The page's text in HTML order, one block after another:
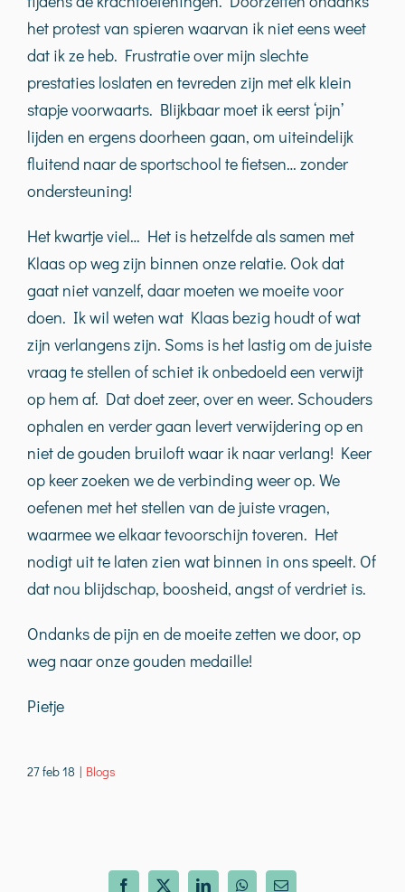
het protest van spieren waarvan ik niet eens weet
dat ik ze heb. Frustratie over mijn slechte
prestaties loslaten en tevreden zijn met elk klein
stapje voorwaarts. Blijkbaar moet ik eerst ‘pijn’
lijden en ergens doorheen gaan, om uiteindelijk
fluitend naar de sportschool te fietsen… zonder
ondersteuning!
Het kwartje viel… Het is hetzelfde als samen met
Klaas op weg zijn binnen onze relatie. Ook dat
gaat niet vanzelf, daar moeten we moeite voor
doen. Ik wil weten wat Klaas bezig houdt of wat
zijn verlangens zijn. Soms is het lastig om de juiste
vraag te stellen of schiet ik onbedoeld een verwijt
op hem af. Dat doet zeer, over en weer. Schouders
ophalen en verder gaan levert verwijdering op en
niet de gouden bruiloft waar ik naar verlang! Keer
op keer zoeken we de verbinding weer op. We
oefenen met het stellen van de juiste vragen,
waarmee we elkaar tevoorschijn toveren. Het
nodigt uit te laten zien wat binnen in ons speelt. Of
dat nou blijdschap, boosheid, angst of verdriet is.
Ondanks de pijn en de moeite zetten we door, op
weg naar onze gouden medaille!
Pietje
27 feb 18 | Blogs